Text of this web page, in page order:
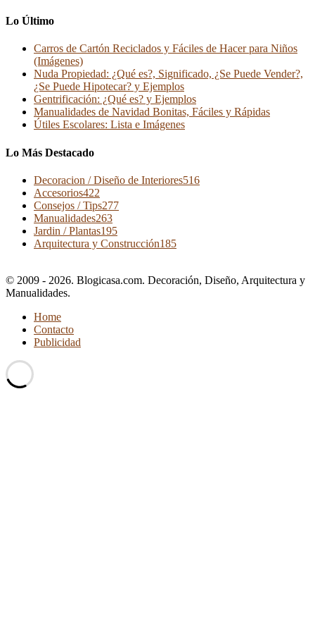
Lo Último
Carros de Cartón Reciclados y Fáciles de Hacer para Niños
(Imágenes)
Nuda Propiedad: ¿Qué es?, Significado, ¿Se Puede Vender?,
¿Se Puede Hipotecar? y Ejemplos
Gentrificación: ¿Qué es? y Ejemplos
Manualidades de Navidad Bonitas, Fáciles y Rápidas
Útiles Escolares: Lista e Imágenes
Lo Más Destacado
Decoracion / Diseño de Interiores516
Accesorios422
Consejos / Tips277
Manualidades263
Jardin / Plantas195
Arquitectura y Construcción185
© 2009 - 2026. Blogicasa.com. Decoración, Diseño, Arquitectura y
Manualidades.
Home
Contacto
Publicidad